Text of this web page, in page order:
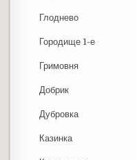
Глоднево
Городище 1-е
Гримовня
Добрик
Дубровка
Казинка